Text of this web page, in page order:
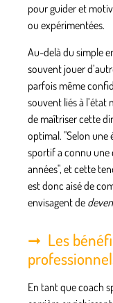
pour guider et
ou expérimentées.
Au-delà du simple
souvent jouer
parfois même
souvent liés à
de maîtriser cette
optimal. Selon une
sportif a connu une
années, et cette
est donc aisé de
envisagent de
Les
En tant quecoach